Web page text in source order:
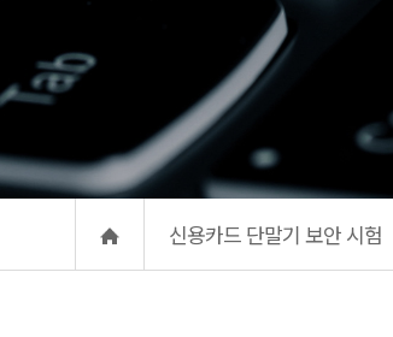
신용카드 단말기 보안 시험